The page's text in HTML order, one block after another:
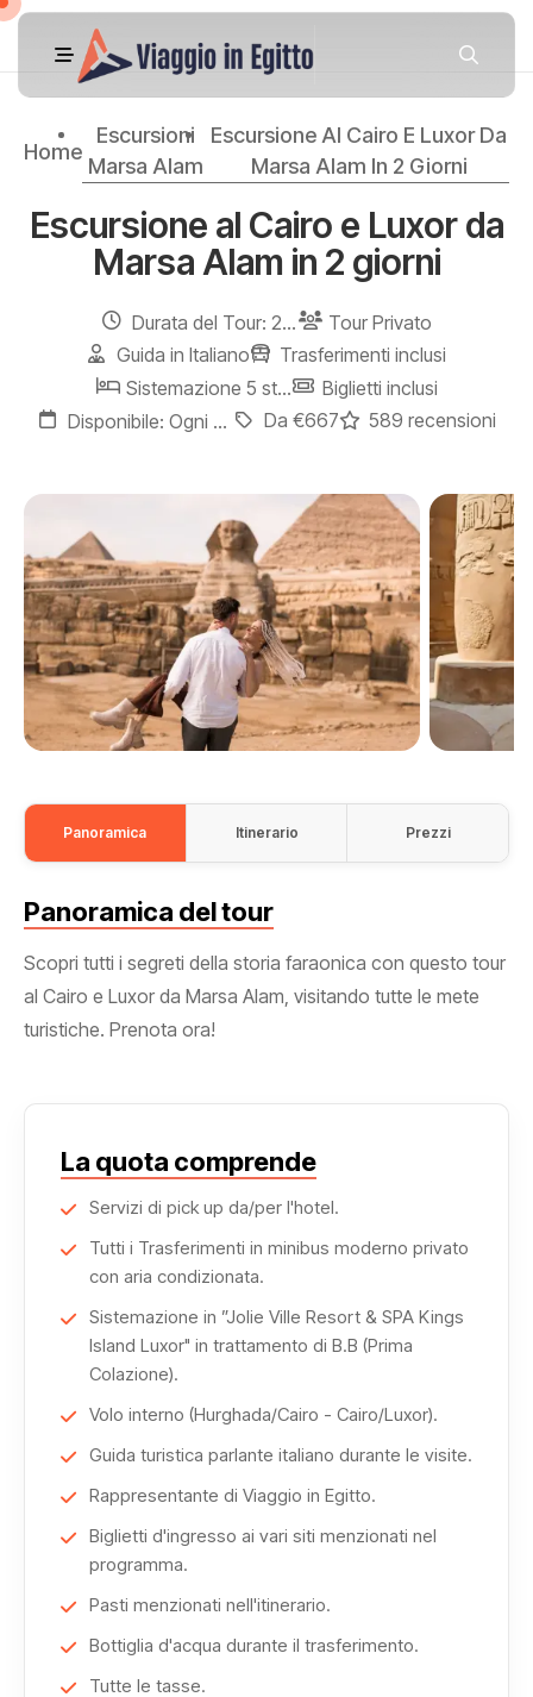
Home
Escursioni
Marsa Alam
Escursione Al Cairo E Luxor Da
Marsa Alam In 2 Giorni
Escursione al Cairo e Luxor da
Marsa Alam in 2 giorni
Durata del Tour: 2 Giorni / 1 Notte
Tour Privato
Guida in Italiano
Trasferimenti inclusi
Sistemazione 5 stelle
Biglietti inclusi
Disponibile: Ogni giorno
Da €667 589 recensioni
Panoramica Itinerario Prezzi
Panoramica del tour
Scopri tutti i segreti della storia faraonica con questo tour
al Cairo e Luxor da Marsa Alam, visitando tutte le mete
turistiche. Prenota ora!
La quota comprende
Servizi di pick up da/per l'hotel.
Tutti i Trasferimenti in minibus moderno privato
con aria condizionata.
Sistemazione in ”Jolie Ville Resort & SPA Kings
Island Luxor" in trattamento di B.B (Prima
Colazione).
Volo interno (Hurghada/Cairo - Cairo/Luxor).
Guida turistica parlante italiano durante le visite.
Rappresentante di Viaggio in Egitto.
Biglietti d'ingresso ai vari siti menzionati nel
programma.
Pasti menzionati nell'itinerario.
Bottiglia d'acqua durante il trasferimento.
Tutte le tasse.